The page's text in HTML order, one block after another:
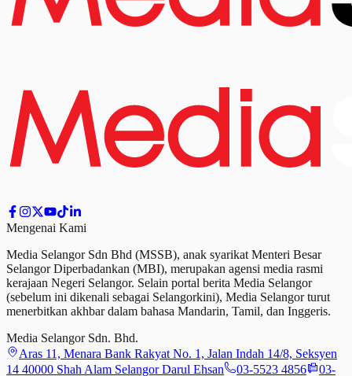
Mengenai Kami
Media Selangor Sdn Bhd (MSSB), anak syarikat Menteri Besar
Selangor Diperbadankan (MBI), merupakan agensi media rasmi
kerajaan Negeri Selangor. Selain portal berita Media Selangor
(sebelum ini dikenali sebagai Selangorkini), Media Selangor turut
menerbitkan akhbar dalam bahasa Mandarin, Tamil, dan Inggeris.
Media Selangor Sdn. Bhd.
Aras 11, Menara Bank Rakyat No. 1, Jalan Indah 14/8, Seksyen
14 40000 Shah Alam Selangor Darul Ehsan
03-5523 4856
03-